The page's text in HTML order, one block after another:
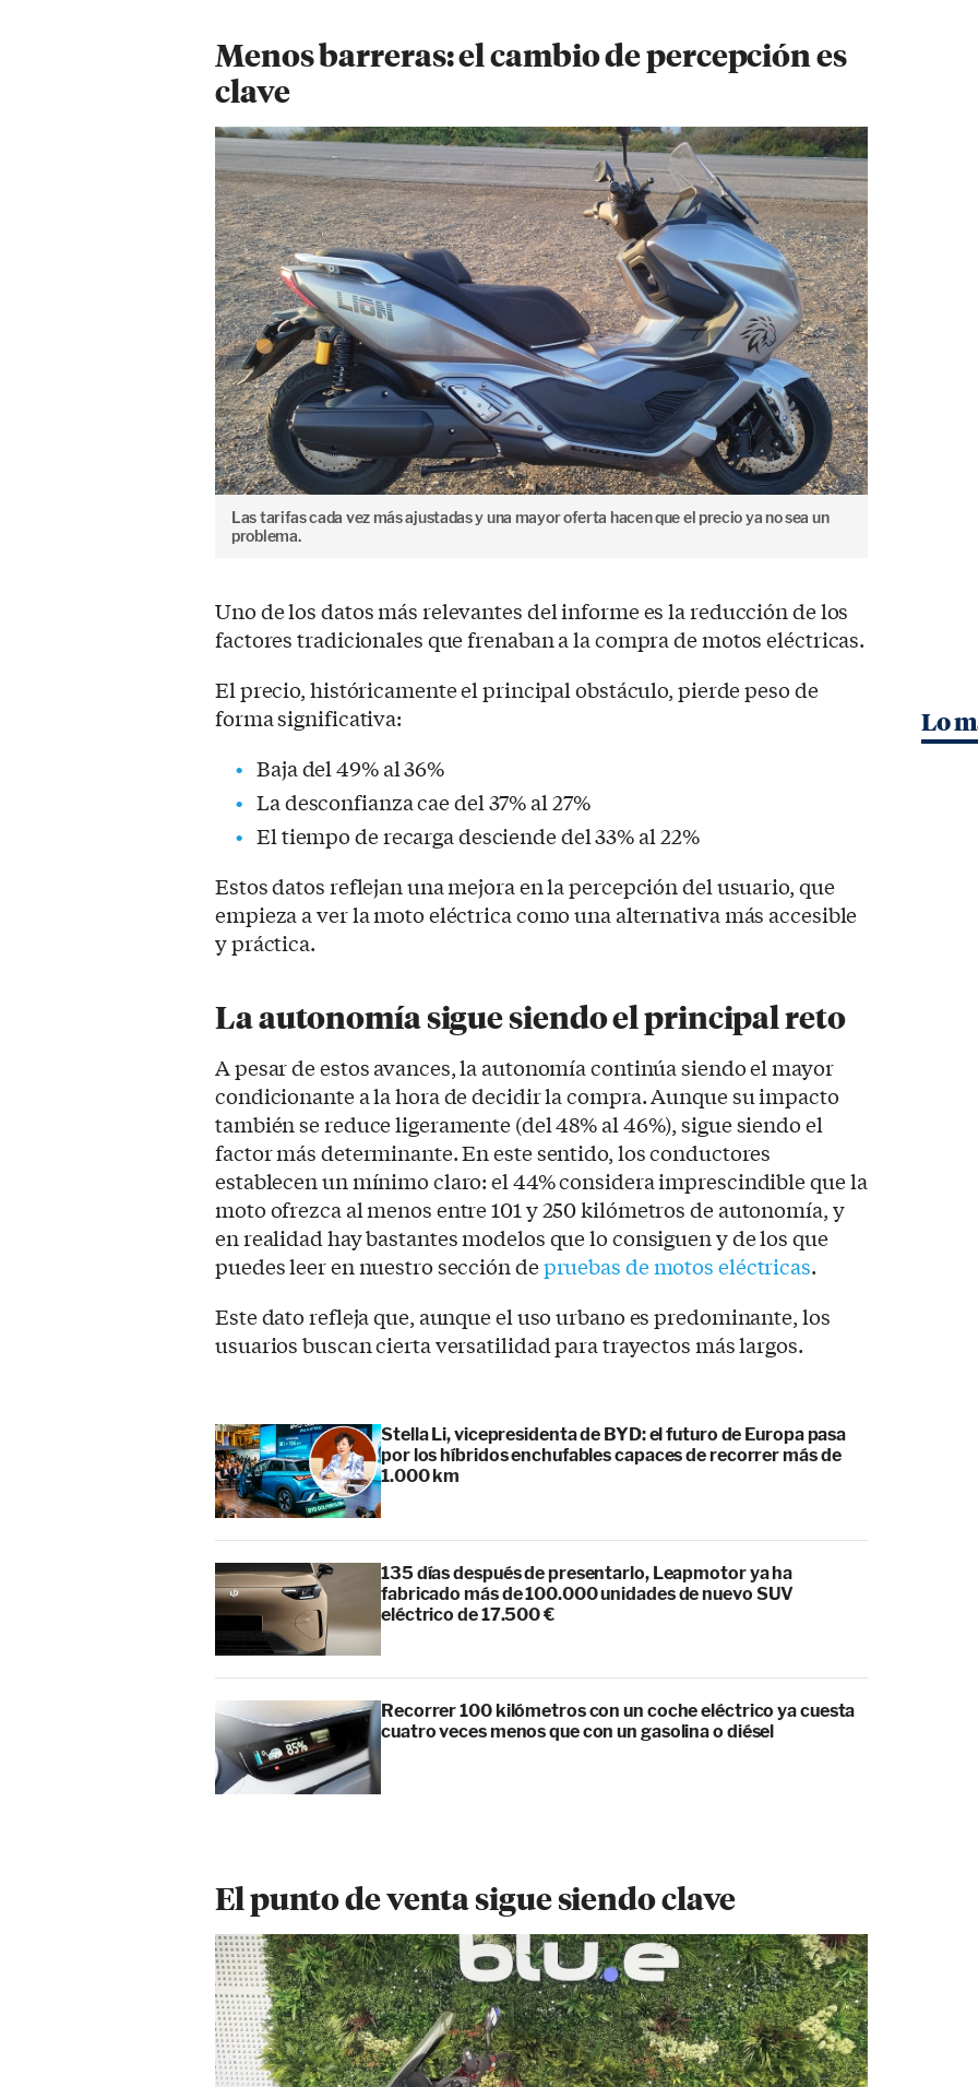
Menos barreras: el cambio de percepción es
clave
Las tarifas cada vez más ajustadas y una mayor oferta hacen que el precio ya no sea un
problema.
Uno de los datos más relevantes del informe es la reducción de los
factores tradicionales que frenaban a la compra de motos eléctricas.
El precio, históricamente el principal obstáculo, pierde peso de
forma significativa:
Baja del 49% al 36%
La desconfianza cae del 37% al 27%
El tiempo de recarga desciende del 33% al 22%
Estos datos reflejan una mejora en la percepción del usuario, que
empieza a ver la moto eléctrica como una alternativa más accesible
y práctica.
La autonomía sigue siendo el principal reto
A pesar de estos avances, la autonomía continúa siendo el mayor
condicionante a la hora de decidir la compra. Aunque su impacto
también se reduce ligeramente (del 48% al 46%), sigue siendo el
factor más determinante. En este sentido, los conductores
establecen un mínimo claro: el 44% considera imprescindible que la
moto ofrezca al menos entre 101 y 250 kilómetros de autonomía, y
en realidad hay bastantes modelos que lo consiguen y de los que
puedes leer en nuestro sección depruebas de motos eléctricas.
Este dato refleja que, aunque el uso urbano es predominante, los
usuarios buscan cierta versatilidad para trayectos más largos.
Stella Li, vicepresidenta de BYD: el futuro de Europa pasa
por los híbridos enchufables capaces de recorrer más de
1.000 km
135 días después de presentarlo, Leapmotor ya ha
fabricado más de 100.000 unidades de nuevo SUV
eléctrico de 17.500 €
Recorrer 100 kilómetros con un coche eléctrico ya cuesta
cuatro veces menos que con un gasolina o diésel
El punto de venta sigue siendo clave
Lo